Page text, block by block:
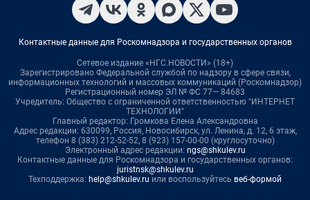
Контактные данные для Роскомнадзора и государственных органов
Сетевое издание «НГС.НОВОСТИ» (18+)
Зарегистрировано Федеральной службой по надзору в сфере связи,
информационных технологий и массовых коммуникаций (Роскомнадзор)
Регистрационный номер ЭЛ № ФС 77— 84683
Учредитель: Общество с ограниченной ответственностью "ИНТЕРНЕТ
ТЕХНОЛОГИИ"
Главный редактор: Громкова Елена Александровна
Адрес редакции: 630099, Россия, Новосибирск, ул. Ленина, д. 12, 6 этаж,
телефон 8 (383) 212-52-52, 8 (923) 157-00-00 (круглосуточно)
Электронный адрес редакции: ngs@shkulev.ru
Контактные данные для Роскомнадзора и государственных органов:
juristnsk@shkulev.ru
Техподдержка: help@shkulev.ru или воспользуйтесь веб-формой